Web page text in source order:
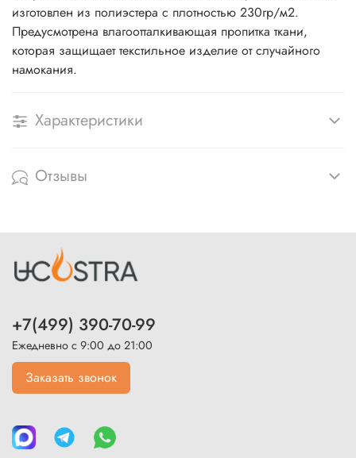
изготовлен из полиэстера с плотностью 230гр/м2.
Предусмотрена влагоотталкивающая пропитка ткани,
которая защищает текстильное изделие от случайного
намокания.
Характеристики
Отзывы
+7(499) 390-70-99
Ежедневно с 9:00 до 21:00
Заказать звонок